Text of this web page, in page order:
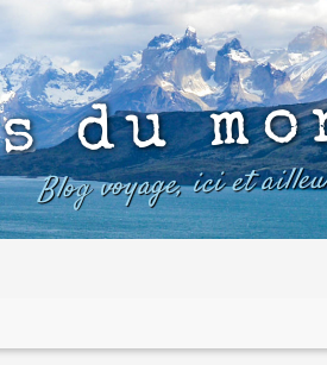
du
Blog voyage, ici et